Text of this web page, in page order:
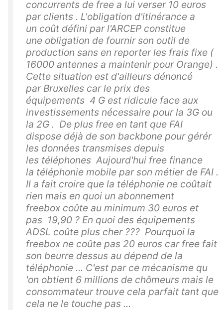
concurrents de free a lui verser 10 euros
par clients . L'obligation d'itinérance a
un coût défini par l'ARCEP constitue
une obligation de fournir son outil de
production sans en reporter les frais fixe (
16000 antennes a maintenir pour Orange) .
Cette situation est d'ailleurs dénoncé
par Bruxelles car le prix des
équipements 4 G est ridicule face aux
investissements nécessaire pour la 3G ou
la 2G . De plus free en tant que FAI
dispose déjà de son backbone pour gérér
les données transmises depuis
les téléphones Aujourd'hui free finance
la téléphonie mobile par son métier de FAI .
Il a fait croire que la téléphonie ne coûtait
rien mais en quoi un abonnement
freebox coûte au minimum 30 euros et
pas 19,90 ? En quoi des équipements
ADSL coûte plus cher ??? Pourquoi la
freebox ne coûte pas 20 euros car free fait
son beurre dessus au dépend de la
téléphonie ... C'est par ce mécanisme qu
'on obtient 6 millions de chômeurs mais le
consommateur trouve cela parfait tant que
cela ne le touche pas ...